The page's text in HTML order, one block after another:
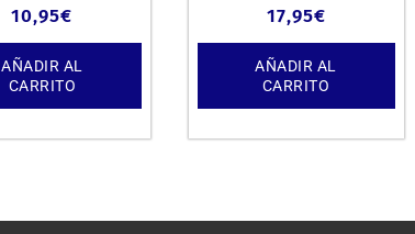
10,95€
AÑADIR AL
CARRITO
17,95€
AÑADIR AL
CARRITO